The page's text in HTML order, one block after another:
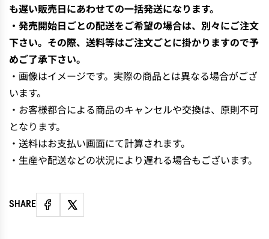
も遅い販売日にあわせての一括発送になります。
・発売開始日ごとの配送をご希望の場合は、別々にご注文
下さい。その際、送料等はご注文ごとに掛かりますので予
めご了承下さい。
・画像はイメージです。実際の商品とは異なる場合がござ
います。
・お客様都合による商品のキャンセルや交換は、原則不可
となります。
・送料はお支払い画面にて計算されます。
・生産や配送などの状況により遅れる場合もございます。
SHARE